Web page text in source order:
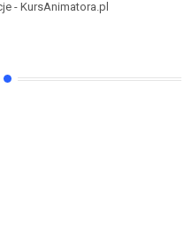
- KursAnimatora.pl